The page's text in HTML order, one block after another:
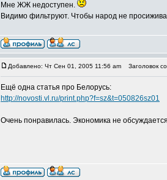
Мне ЖЖ недоступен.
Видимо фильтруют. Чтобы народ не
Добавлено: Чт Сен 01, 2005 11:56 am Заголовок
Ещё одна статья про Белорусь:
http://novosti.vl.ru/print.php?f=sz&t=050826sz01
Очень понравилась. Экономика не